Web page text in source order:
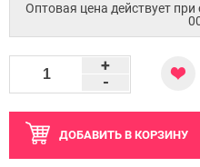
Оптовая цена действует
-
+
ДОБАВИТЬ В КОРЗИНУ